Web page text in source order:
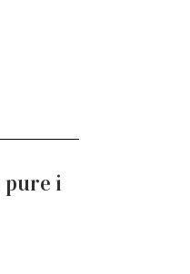
pure i